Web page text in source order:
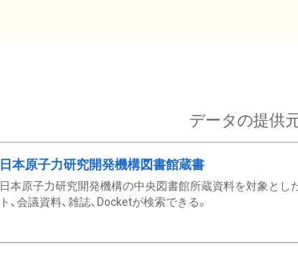
データの提供
日本原子力研究開発機構図書館蔵書
日本原子力研究開発機構の中央図書館所蔵資料を対象とし
ト、会議資料、雑誌、Docketが検索できる。